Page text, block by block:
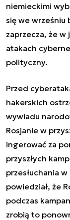
niemieckimi
się we
zaprzecza, że
atakach
polityczny.
Przed
hakerskich
wywiadu
Rosjanie w
ingerować za
przyszłych
przesłuchania
powiedział, że
podczas
zrobią to